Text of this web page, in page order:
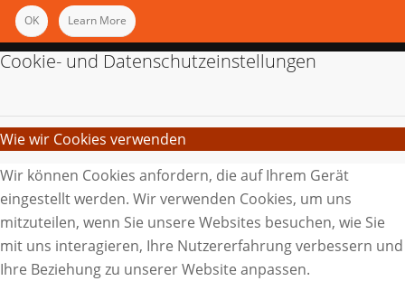
OK Learn More
Cookie- und Datenschutzeinstellungen
Wie wir Cookies verwenden
Wir können Cookies anfordern, die auf Ihrem Gerät
eingestellt werden. Wir verwenden Cookies, um uns
mitzuteilen, wenn Sie unsere Websites besuchen, wie Sie
mit uns interagieren, Ihre Nutzererfahrung verbessern und
Ihre Beziehung zu unserer Website anpassen.